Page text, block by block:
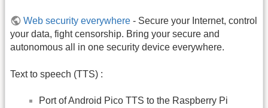
Web security everywhere - Secure your Internet, control
your data, fight censorship. Bring your secure and
autonomous all in one security device everywhere.
Text to speech (TTS) :
Port of Android Pico TTS to the Raspberry Pi